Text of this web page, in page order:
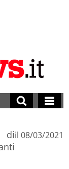
diil 08/03/2021